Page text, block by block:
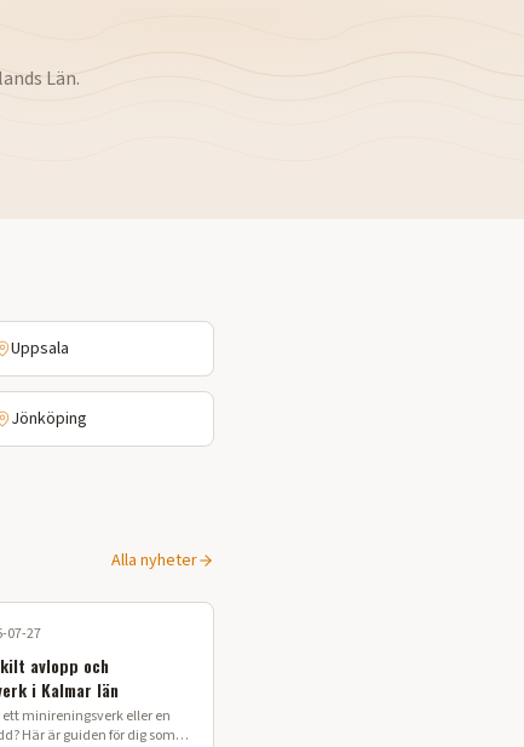
Län.
Uppsala
Jönköping
Alla nyheter
07-27
avlopp och
i Kalmar län
minireningsverk eller en
Här är guiden för dig som